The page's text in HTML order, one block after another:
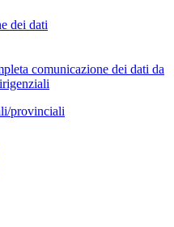
dei dati
comunicazione dei dati da
provinciali